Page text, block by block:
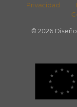
Privacidad
© 2026